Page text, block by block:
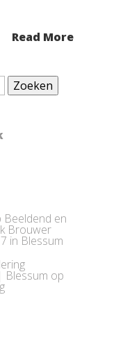
Read More
Beeldend en
Brouwer
in Blessum
Blessum op